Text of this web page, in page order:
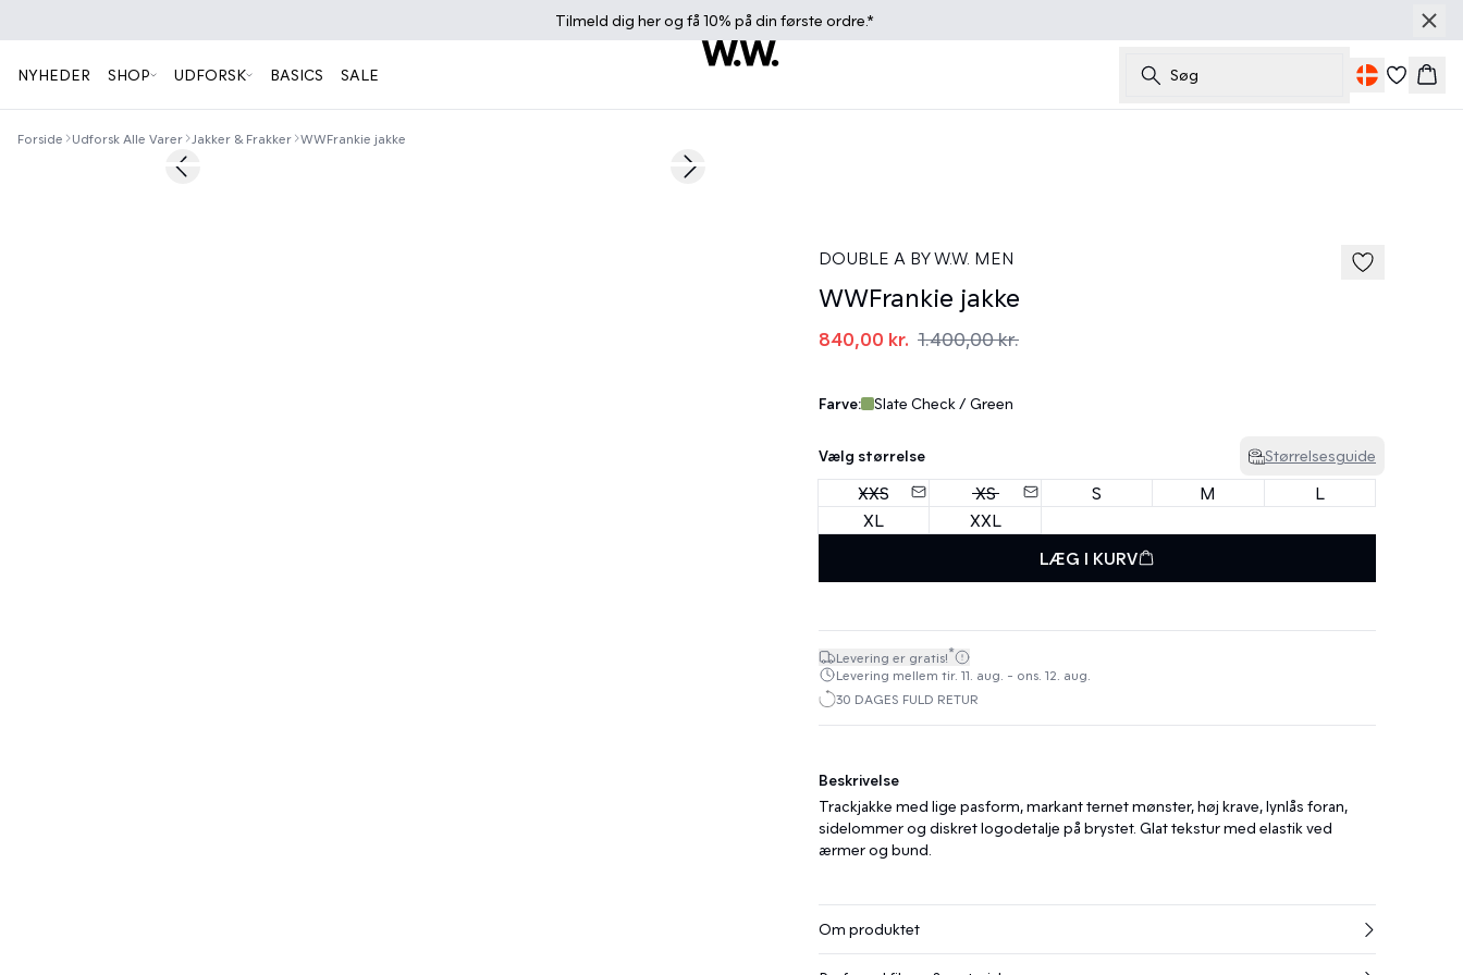
Tilmeld dig herog få 10% på din første ordre.*
NYHEDER SHOP UDFORSK BASICS SALE Søg Kurv
Forside Udforsk Alle Varer Jakker & Frakker WWFrankie jakke
40%Previous slide Next slide
DOUBLE A BY W.W. MEN
WWFrankie jakke
840,00 kr. 1.400,00 kr.
Farve: Slate Check / Green
Vælg størrelse Størrelsesguide
XXS XS S M
L
XL
XXL
LÆG I KURV
Levering er gratis!*
Levering mellem tir. 11. aug. - ons. 12. aug.
30 DAGES FULD RETUR
Beskrivelse
Trackjakke med lige pasform, markant ternet mønster, høj krave, lynlås foran,
sidelommer og diskret logodetalje på brystet. Glat tekstur med elastik ved
ærmer og bund.
Om produktet